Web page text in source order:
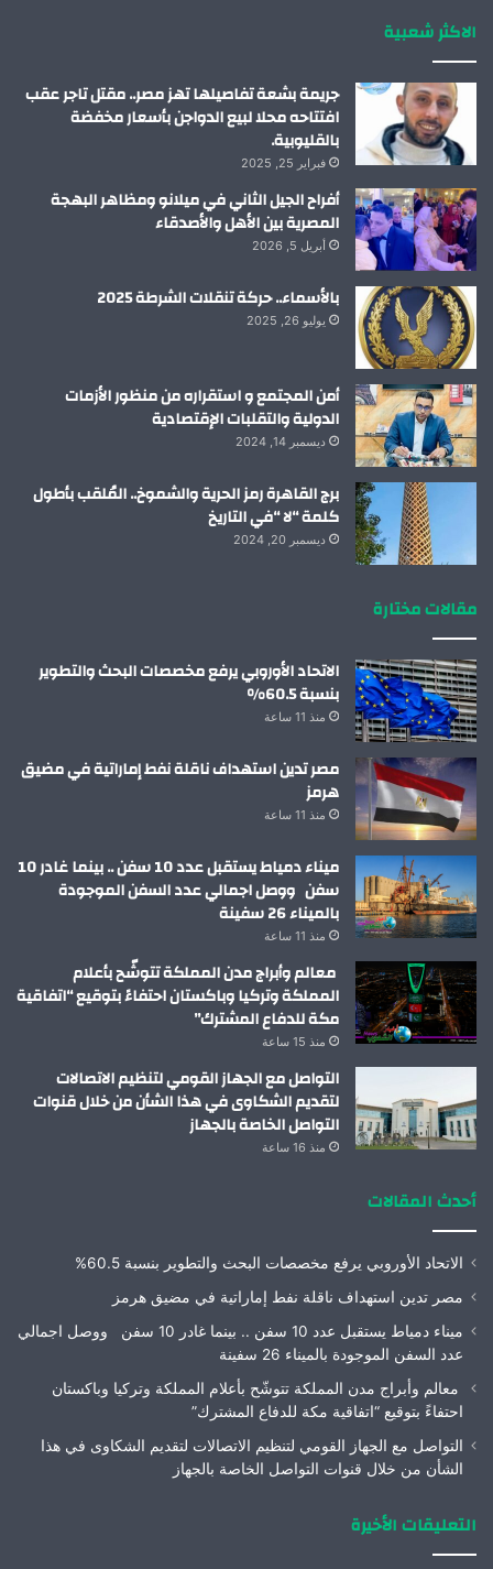
م
الاكثر شعبية
جريمة بشعة تفاصيلها تهز مصر.. مقتل تاجر عقب
افتتاحه محلا لبيع الدواجن بأسعار مخفضة
بالقليوبية.
فبراير 25, 2025
أفراح الجيل الثاني في ميلانو ومظاهر البهجة
المصرية بين الأهل والأصدقاء
أبريل 5, 2026
بالأسماء.. حركة تنقلات الشرطة 2025
يوليو 26, 2025
أمن المجتمع و استقراره من منظور الأزمات
الدولية والتقلبات الإقتصادية
ديسمبر 14, 2024
برج القاهرة رمز الحرية والشموخ.. المُلقب بأطول
كلمة “لا “في التاريخ
ديسمبر 20, 2024
مقالات مختارة
الاتحاد الأوروبي يرفع مخصصات البحث والتطوير
بنسبة 60.5%
منذ 11 ساعة
مصر تدين استهداف ناقلة نفط إماراتية في مضيق
هرمز
منذ 11 ساعة
ميناء دمياط يستقبل عدد 10 سفن .. بينما غادر 10
سفن ووصل اجمالي عدد السفن الموجودة
بالميناء 26 سفينة
منذ 11 ساعة
معالم وأبراج مدن المملكة تتوشّح بأعلام
المملكة وتركيا وباكستان احتفاءً بتوقيع “اتفاقية
مكة للدفاع المشترك”
منذ 15 ساعة
التواصل مع الجهاز القومي لتنظيم الاتصالات
لتقديم الشكاوى في هذا الشأن من خلال قنوات
التواصل الخاصة بالجهاز
منذ 16 ساعة
أحدث المقالات
الاتحاد الأوروبي يرفع مخصصات البحث والتطوير بنسبة 60.5%
مصر تدين استهداف ناقلة نفط إماراتية في مضيق هرمز
ميناء دمياط يستقبل عدد 10 سفن .. بينما غادر 10 سفن ووصل اجمالي
عدد السفن الموجودة بالميناء 26 سفينة
معالم وأبراج مدن المملكة تتوشّح بأعلام المملكة وتركيا وباكستان
احتفاءً بتوقيع “اتفاقية مكة للدفاع المشترك”
التواصل مع الجهاز القومي لتنظيم الاتصالات لتقديم الشكاوى في هذا
الشأن من خلال قنوات التواصل الخاصة بالجهاز
التعليقات الأخيرة